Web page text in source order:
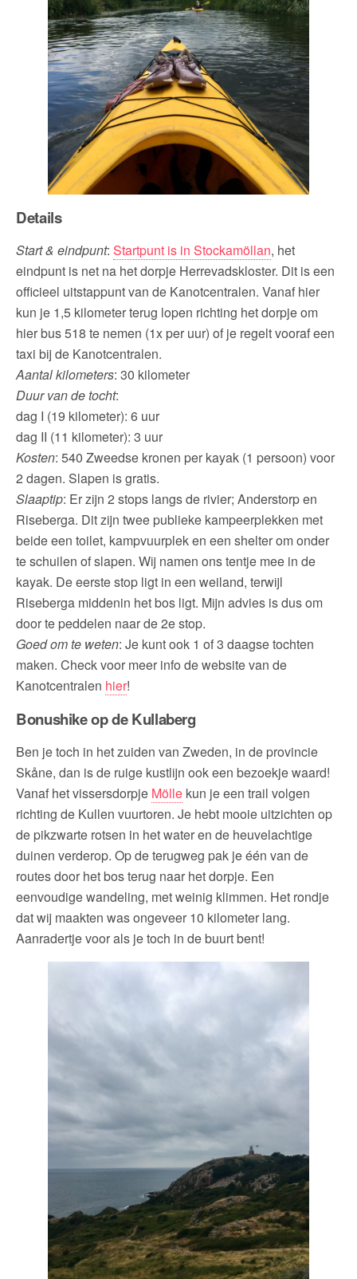
Details
Start & eindpunt: Startpunt is in Stockamöllan, het
eindpunt is net na het dorpje Herrevadskloster. Dit is een
officieel uitstappunt van de Kanotcentralen. Vanaf hier
kun je 1,5 kilometer terug lopen richting het dorpje om
hier bus 518 te nemen (1x per uur) of je regelt vooraf een
taxi bij de Kanotcentralen.
Aantal kilometers: 30 kilometer
Duur van de tocht:
dag I (19 kilometer): 6 uur
dag II (11 kilometer): 3 uur
Kosten: 540 Zweedse kronen per kayak (1 persoon) voor
2 dagen. Slapen is gratis.
Slaaptip: Er zijn 2 stops langs de rivier; Anderstorp en
Riseberga. Dit zijn twee publieke kampeerplekken met
beide een toilet, kampvuurplek en een shelter om onder
te schuilen of slapen. Wij namen ons tentje mee in de
kayak. De eerste stop ligt in een weiland, terwijl
Riseberga middenin het bos ligt. Mijn advies is dus om
door te peddelen naar de 2e stop.
Goed om te weten: Je kunt ook 1 of 3 daagse tochten
maken. Check voor meer info de website van de
Kanotcentralen hier!
Bonushike op de Kullaberg
Ben je toch in het zuiden van Zweden, in de provincie
Skåne, dan is de ruige kustlijn ook een bezoekje waard!
Vanaf het vissersdorpje Mölle kun je een trail volgen
richting de Kullen vuurtoren. Je hebt mooie uitzichten op
de pikzwarte rotsen in het water en de heuvelachtige
duinen verderop. Op de terugweg pak je één van de
routes door het bos terug naar het dorpje. Een
eenvoudige wandeling, met weinig klimmen. Het rondje
dat wij maakten was ongeveer 10 kilometer lang.
Aanradertje voor als je toch in de buurt bent!